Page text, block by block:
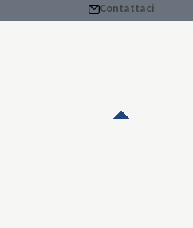
Contattaci